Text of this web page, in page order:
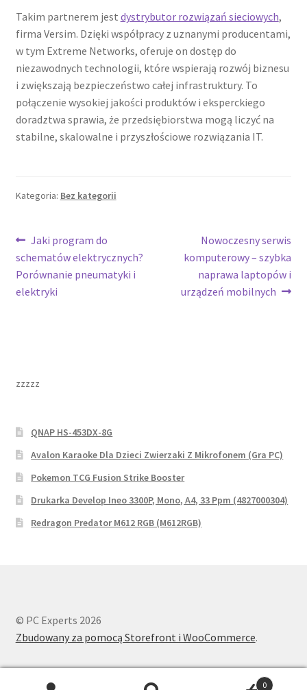
Takim partnerem jest dystrybutor rozwiązań sieciowych,
firma Versim. Dzięki współpracy z uznanymi producentami,
w tym Extreme Networks, oferuje on dostęp do
niezawodnych technologii, które wspierają rozwój biznesu
i zwiększają bezpieczeństwo całej infrastruktury. To
połączenie wysokiej jakości produktów i eksperckiego
doradztwa sprawia, że przedsiębiorstwa mogą liczyć na
stabilne, skalowalne i przyszłościowe rozwiązania IT.
Kategoria: Bez kategorii
Nawigacja
wpisu
Poprzedni
wpis:
Jaki program do
schematów elektrycznych?
Porównanie pneumatyki i
elektryki
Następny
wpis:
Nowoczesny serwis
komputerowy – szybka
naprawa laptopów i
urządzeń mobilnych
zzzzz
QNAP HS-453DX-8G
Avalon Karaoke Dla Dzieci Zwierzaki Z Mikrofonem (Gra PC)
Pokemon TCG Fusion Strike Booster
Drukarka Develop Ineo 3300P, Mono, A4, 33 Ppm (4827000304)
Redragon Predator M612 RGB (M612RGB)
© PC Experts 2026
Zbudowany za pomocą Storefront i WooCommerce.
0